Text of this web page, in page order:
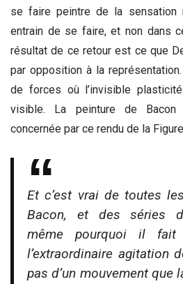
se faire peintre de la sensation
entrain de se faire, et non dans
résultat de ce retour est ce que
par opposition à la
de forces où l’invisible
visible. La peinture de Bacon
concernée par ce rendu de la
Et c’est vrai de toutes
Bacon, et des séries
même pourquoi il
l’extraordinaire agitation
pas d’un mouvement que